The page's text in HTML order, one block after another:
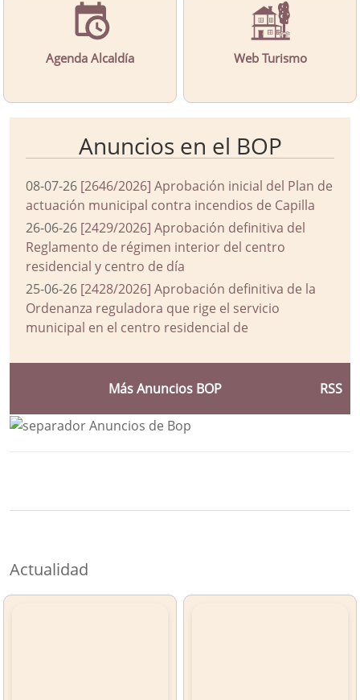
Agenda Alcaldía Web Turismo
Anuncios en el BOP
08-07-26 [2646/2026] Aprobación inicial del Plan de
actuación municipal contra incendios de Capilla
26-06-26 [2429/2026] Aprobación definitiva del
Reglamento de régimen interior del centro
residencial y centro de día
25-06-26 [2428/2026] Aprobación definitiva de la
Ordenanza reguladora que rige el servicio
municipal en el centro residencial de
Más Anuncios BOP RSS
Actualidad